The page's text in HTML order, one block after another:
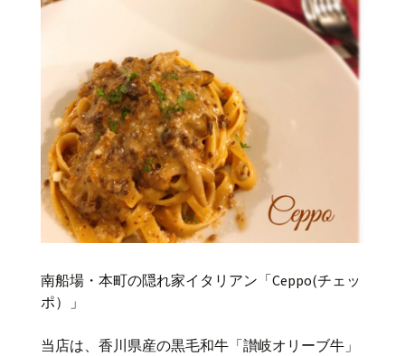
南船場・本町の隠れ家イタリアン「Ceppo(チェッ
ポ）」
当店は、香川県産の黒毛和牛「讃岐オリーブ牛」